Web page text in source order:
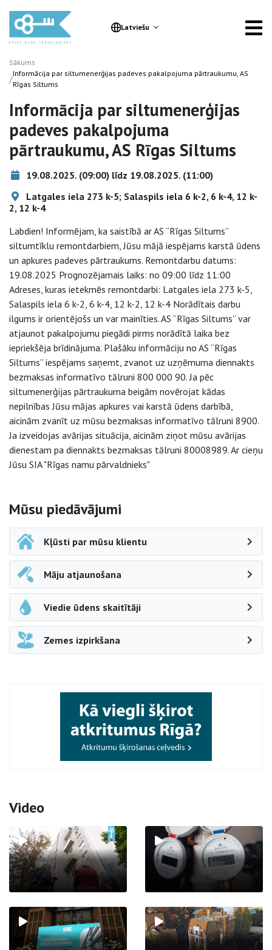
Latviešu
Sākums
/Informācija par siltumenerģijas padeves pakalpojuma pārtraukumu, AS
Rīgas Siltums
Informācija par siltumenerģijas
padeves pakalpojuma
pārtraukumu, AS Rīgas Siltums
19.08.2025. (09:00) līdz 19.08.2025. (11:00)
Latgales iela 273 k-5; Salaspils iela 6 k-2, 6 k-4, 12 k-
2, 12 k-4
Labdien! Informējam, ka saistībā ar AS “Rīgas Siltums”
siltumtīklu remontdarbiem, Jūsu mājā iespējams karstā ūdens
un apkures padeves pārtraukums. Remontdarbu datums:
19.08.2025 Prognozējamais laiks: no 09:00 līdz 11:00
Adreses, kuras ietekmēs remontdarbi: Latgales iela 273 k-5,
Salaspils iela 6 k-2, 6 k-4, 12 k-2, 12 k-4 Norādītais darbu
ilgums ir orientējošs un var mainīties. AS “Rīgas Siltums” var
atjaunot pakalpojumu piegādi pirms norādītā laika bez
iepriekšēja brīdinājuma. Plašāku informāciju no AS “Rīgas
Siltums” iespējams saņemt, zvanot uz uzņēmuma diennakts
bezmaksas informatīvo tālruni 800 000 90. Ja pēc
siltumenerģijas pārtraukuma beigām novērojat kādas
nepilnības Jūsu mājas apkures vai karstā ūdens darbībā,
aicinām zvanīt uz mūsu bezmaksas informatīvo tālruni 8900.
Ja izveidojas avārijas situācija, aicinām ziņot mūsu avārijas
dienestam pa diennakts bezmaksas tālruni 80008989. Ar cieņu
Jūsu SIA "Rīgas namu pārvaldnieks"
Sāna navigācija
Mūsu piedāvājumi
Kļūsti par mūsu klientu
Māju atjaunošana
Viedie ūdens skaitītāji
Zemes izpirkšana
Video